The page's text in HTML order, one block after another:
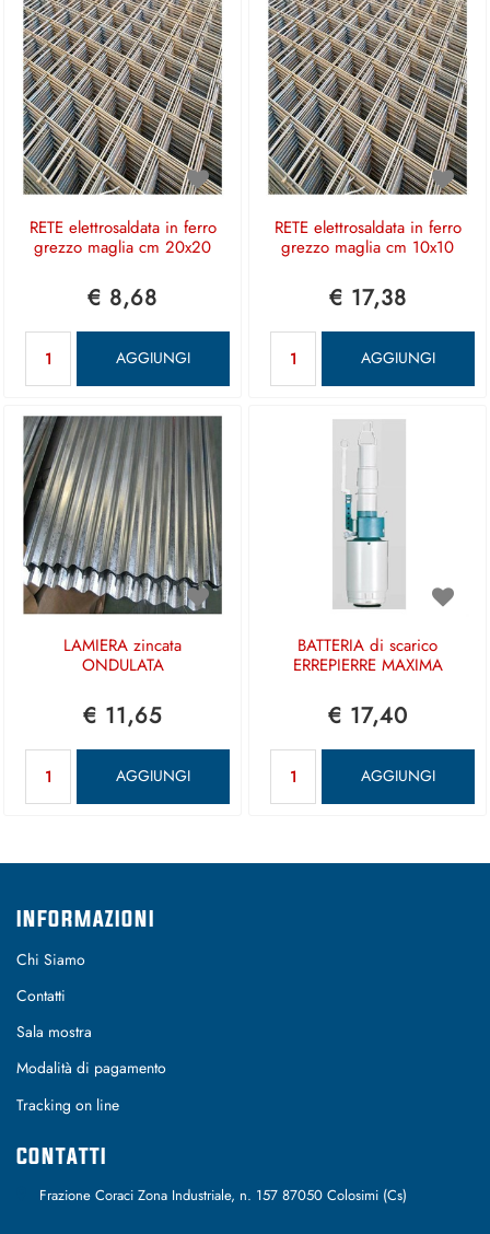
RETE elettrosaldata in ferro
grezzo maglia cm 20x20
€ 8,68
AGGIUNGI
RETE elettrosaldata in ferro
grezzo maglia cm 10x10
€ 17,38
AGGIUNGI
LAMIERA zincata
ONDULATA
€ 11,65
AGGIUNGI
BATTERIA di scarico
ERREPIERRE MAXIMA
€ 17,40
AGGIUNGI
INFORMAZIONI
Chi Siamo
Contatti
Sala mostra
Modalità di pagamento
Tracking on line
CONTATTI
Frazione Coraci Zona Industriale, n. 157 87050 Colosimi (Cs)